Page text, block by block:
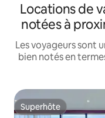
Locations de
notées à
Les voyageurs sont
bien notés en
Superhôte
Superhôte